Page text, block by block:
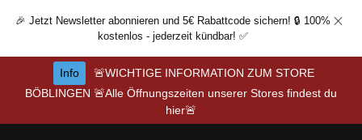
Zum Hauptinhalt springen
🎉 Jetzt Newsletter abonnieren und 5€ Rabattcode sichern! 🔒 100%
kostenlos - jederzeit kündbar! ✅
Info
🚨WICHTIGE INFORMATION ZUM STORE
BÖBLINGEN 🚨Alle Öffnungszeiten unserer Stores findest du
hier🚨